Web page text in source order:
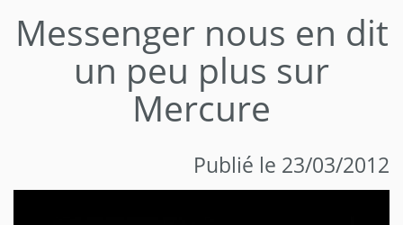
Messenger nous en dit
un peu plus sur
Mercure
Publié le 23/03/2012